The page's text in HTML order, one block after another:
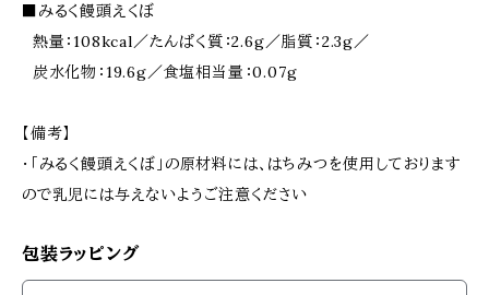
■みるく饅頭えくぼ
熱量：108kcal／たんぱく質：2.6g／脂質：2.3g／
炭水化物：19.6g／食塩相当量：0.07g
【備考】
・「みるく饅頭えくぼ」の原材料には、はちみつを使用しております
ので乳児には与えないようご注意ください
包装ラッピング